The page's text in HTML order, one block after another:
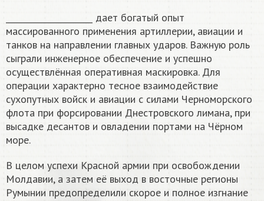
_____________________ дает богатый опыт
массированного применения артиллерии, авиации и
танков на направлении главных ударов. Важную роль
сыграли инженерное обеспечение и успешно
осуществлённая оперативная маскировка. Для
операции характерно тесное взаимодействие
сухопутных войск и авиации с силами Черноморского
флота при форсировании Днестровского лимана, при
высадке десантов и овладении портами на Чёрном
море.
В целом успехи Красной армии при освобождении
Молдавии, а затем её выход в восточные регионы
Румынии предопределили скорое и полное изгнание